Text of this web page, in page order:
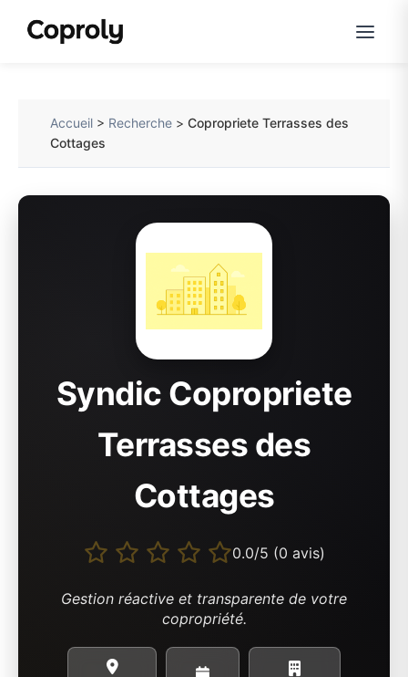
Accueil > Recherche >Copropriete Terrasses des
Cottages
Syndic Copropriete
Terrasses des
Cottages
0.0/5 (0 avis)
Gestion réactive et transparente de votre
copropriété.